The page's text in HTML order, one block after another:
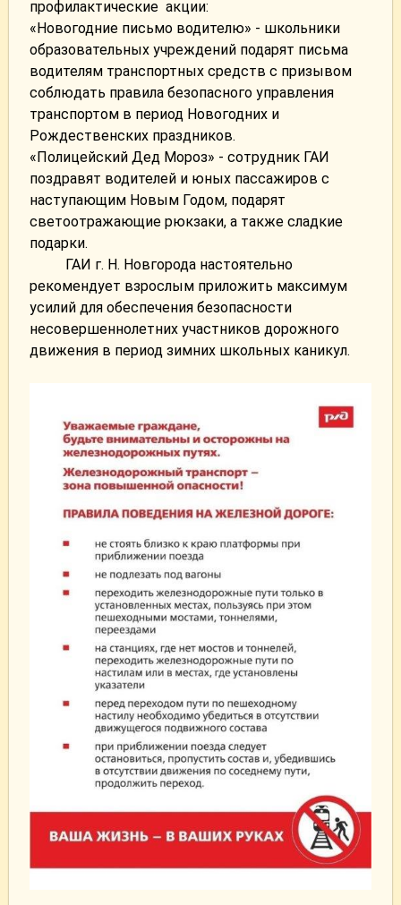
профилактические акции:
«Новогодние письмо водителю» - школьники
образовательных учреждений подарят письма
водителям транспортных средств с призывом
соблюдать правила безопасного управления
транспортом в период Новогодних и
Рождественских праздников.
«Полицейский Дед Мороз» - сотрудник ГАИ
поздравят водителей и юных пассажиров с
наступающим Новым Годом, подарят
светоотражающие рюкзаки, а также сладкие
подарки.
ГАИ г. Н. Новгорода настоятельно
рекомендует взрослым приложить максимум
усилий для обеспечения безопасности
несовершеннолетних участников дорожного
движения в период зимних школьных каникул.